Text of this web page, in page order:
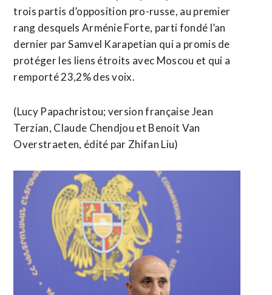
trois partis d’opposition pro-russe, au premier
rang desquels Arménie Forte, parti fondé l’an
dernier par Samvel Karapetian qui a promis de
protéger les liens étroits avec Moscou et qui a
remporté ​23,2% des voix.
(Lucy Papachristou; version française Jean
Terzian, Claude Chendjou et ​Benoit Van
Overstraeten, édité par Zhifan Liu)